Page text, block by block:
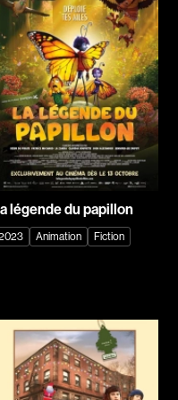
Louise
Bruno
Peter
Nardo
Marc
Mario
Catherine
Monique
Mélanie
Patricia
Junna
Monia
clés
annonces ...
légende du papillon
Animation Fiction